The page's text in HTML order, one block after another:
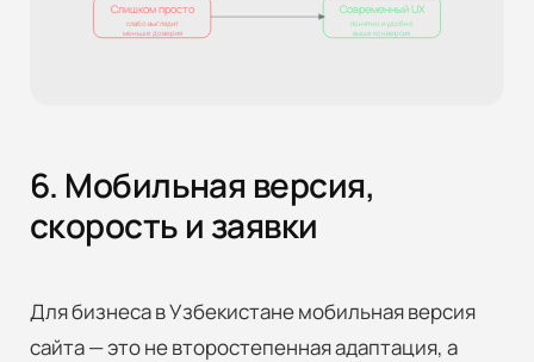
Слишком просто
слабо выглядит
меньше доверия
Современный UX
понятно и удобно
выше конверсия
6. Мобильная версия,
скорость и заявки
Для бизнеса в Узбекистане мобильная версия
сайта — это не второстепенная адаптация, а